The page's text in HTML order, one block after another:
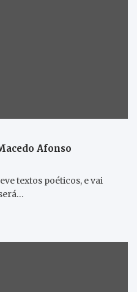
Afonso
textos poéticos, e vai